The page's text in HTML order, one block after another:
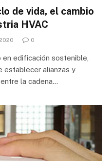
de vida, el cambio
HVAC
0
edificación sostenible,
establecer alianzas y
la cadena…